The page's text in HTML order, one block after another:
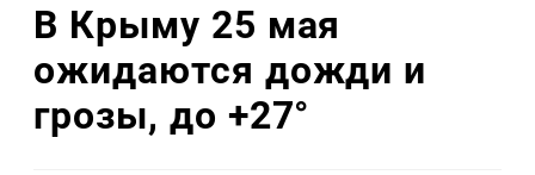
В Крыму 25 мая
ожидаются дожди и
грозы, до +27°